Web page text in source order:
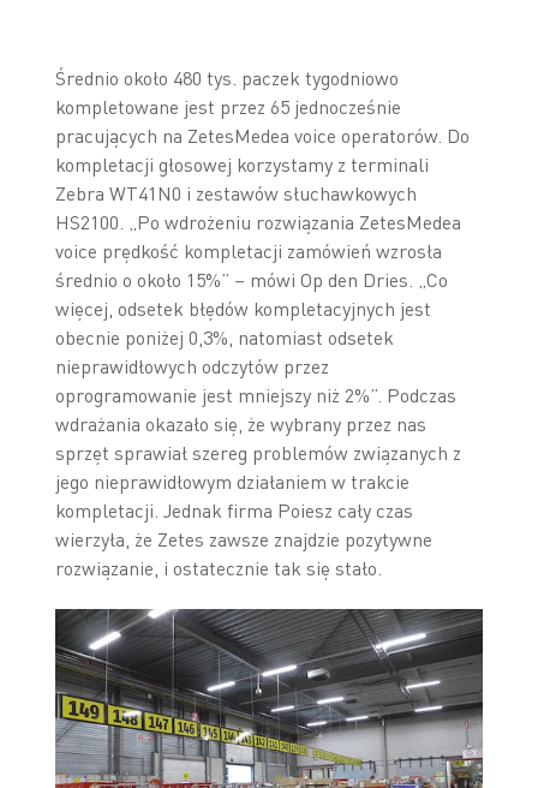
Średnio około 480 tys. paczek tygodniowo
kompletowane jest przez 65 jednocześnie
pracujących na ZetesMedea voice operatorów. Do
kompletacji głosowej korzystamy z terminali
Zebra WT41N0 i zestawów słuchawkowych
HS2100. „Po wdrożeniu rozwiązania ZetesMedea
voice prędkość kompletacji zamówień wzrosła
średnio o około 15%” – mówi Op den Dries. „Co
więcej, odsetek błędów kompletacyjnych jest
obecnie poniżej 0,3%, natomiast odsetek
nieprawidłowych odczytów przez
oprogramowanie jest mniejszy niż 2%”. Podczas
wdrażania okazało się, że wybrany przez nas
sprzęt sprawiał szereg problemów związanych z
jego nieprawidłowym działaniem w trakcie
kompletacji. Jednak firma Poiesz cały czas
wierzyła, że Zetes zawsze znajdzie pozytywne
rozwiązanie, i ostatecznie tak się stało.